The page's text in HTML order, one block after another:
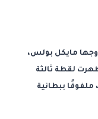
مايكل بولس،
لقطة ثالثة
ببطانية